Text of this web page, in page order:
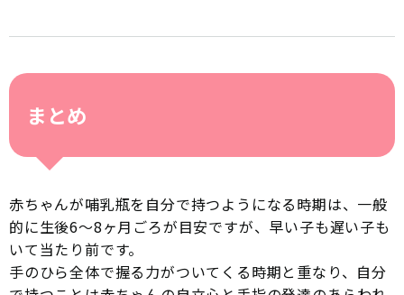
まとめ
赤ちゃんが哺乳瓶を自分で持つようになる時期は、一般
的に生後6〜8ヶ月ごろが目安ですが、早い子も遅い子も
いて当たり前です。
手のひら全体で握る力がついてくる時期と重なり、自分